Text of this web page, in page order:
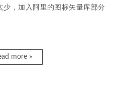
少，加入阿里的图标矢量库部分
more »